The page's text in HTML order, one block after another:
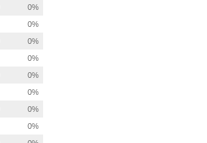
0%
0%
0%
0%
0%
0%
0%
0%